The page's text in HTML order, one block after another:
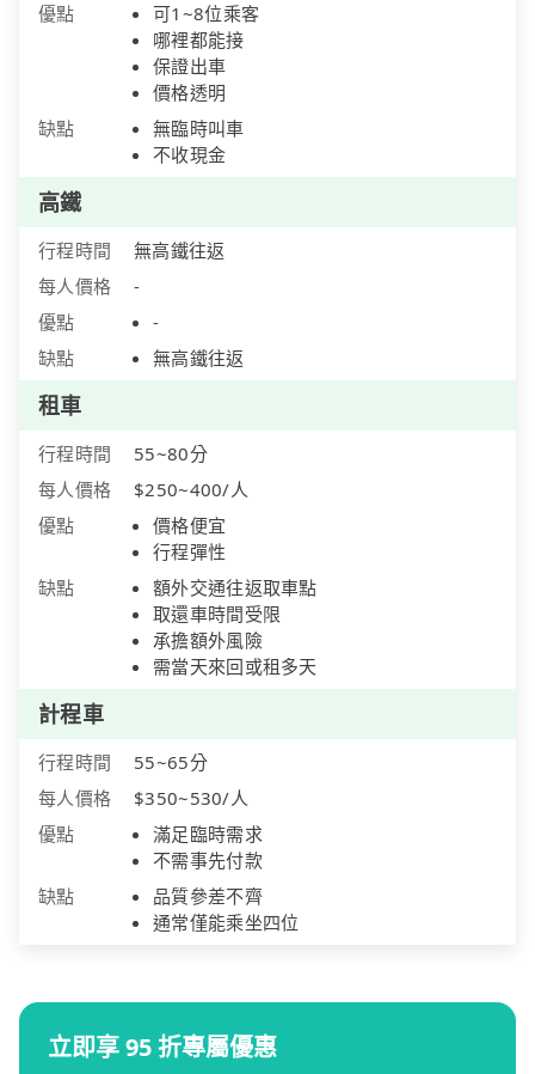
優點
可1~8位乘客
哪裡都能接
保證出車
價格透明
缺點
無臨時叫車
不收現金
高鐵
行程時間
無高鐵往返
每人價格
-
優點
-
缺點
無高鐵往返
租車
行程時間
55~80分
每人價格
$250~400/人
優點
價格便宜
行程彈性
缺點
額外交通往返取車點
取還車時間受限
承擔額外風險
需當天來回或租多天
計程車
行程時間
55~65分
每人價格
$350~530/人
優點
滿足臨時需求
不需事先付款
缺點
品質參差不齊
通常僅能乘坐四位
立即享 95 折專屬優惠